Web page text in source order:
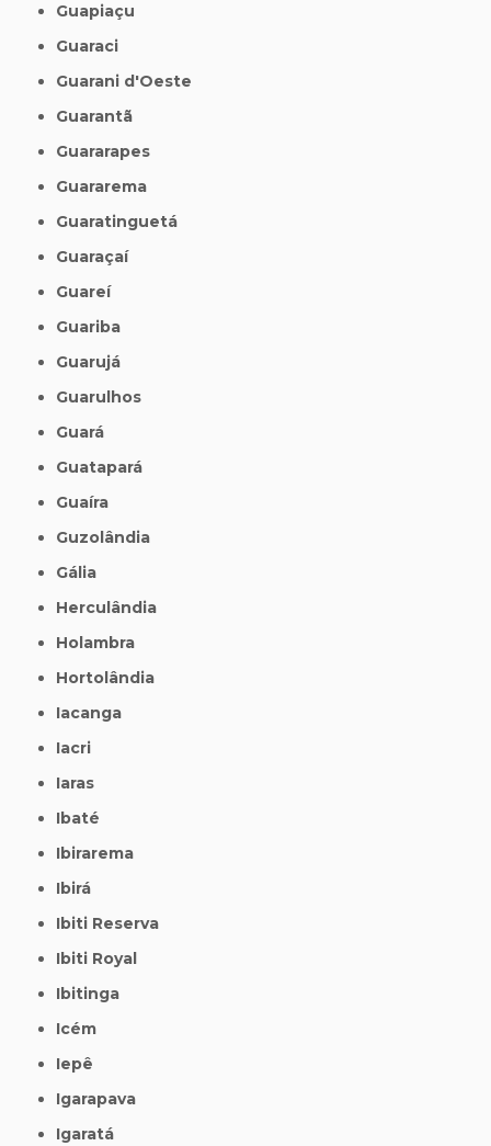
Guapiaçu
Guaraci
Guarani d'Oeste
Guarantã
Guararapes
Guararema
Guaratinguetá
Guaraçaí
Guareí
Guariba
Guarujá
Guarulhos
Guará
Guatapará
Guaíra
Guzolândia
Gália
Herculândia
Holambra
Hortolândia
Iacanga
Iacri
Iaras
Ibaté
Ibirarema
Ibirá
Ibiti Reserva
Ibiti Royal
Ibitinga
Icém
Iepê
Igarapava
Igaratá